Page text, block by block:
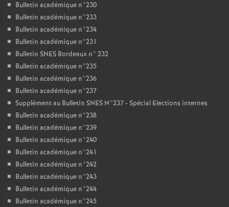
Bulletin académique n°230
Bulletin académique n°233
Bulletin académique n°234
Bulletin académique n°231
Bulletin SNES Bordeaux n° 232
Bulletin académique n°235
Bulletin académique n°236
Bulletin académique n°237
Supplément au Bulletin SNES N°237 - Spécial Elections internes
Bulletin académique n°238
Bulletin académique n°239
Bulletin académique n°240
Bulletin académique n°241
Bulletin académique n°242
Bulletin académique n°243
Bulletin académique n°244
Bulletin académique n°245